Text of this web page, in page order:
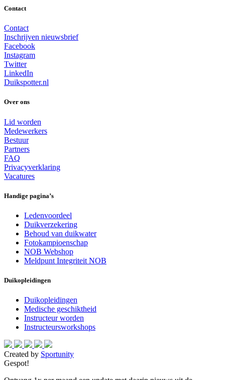
Contact
Contact
Inschrijven nieuwsbrief
Facebook
Instagram
Twitter
LinkedIn
Duikspotter.nl
Over ons
Lid worden
Medewerkers
Bestuur
Partners
FAQ
Privacyverklaring
Vacatures
Handige pagina’s
Ledenvoordeel
Duikverzekering
Behoud van duikwater
Fotokampioenschap
NOB Webshop
Meldpunt Integriteit NOB
Duikopleidingen
Duikopleidingen
Medische geschiktheid
Instructeur worden
Instructeursworkshops
Created by Sportunity
Gespot!